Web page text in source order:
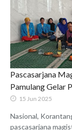
Pascasarjana
Pamulang Gelar
15 Jun 2025
Nasional,
pascasarjana